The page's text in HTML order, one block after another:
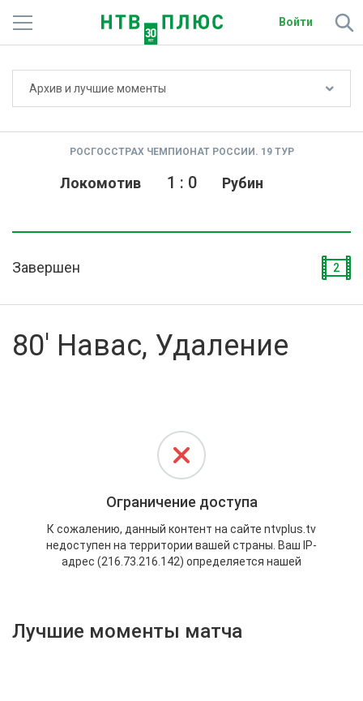
Войти
О сайте
Архив и лучшие моменты
РОСГОССТРАХ ЧЕМПИОНАТ РОССИИ. 19 ТУР
Локомотив Рубин
1 : 0
Завершен 2
80' Навас, Удаление
Лучшие моменты матча